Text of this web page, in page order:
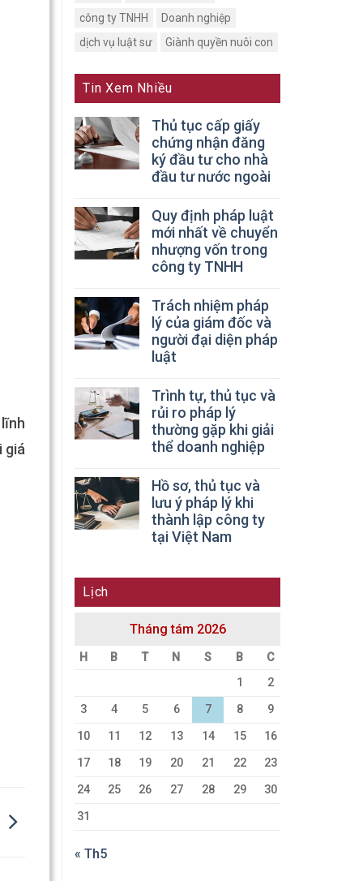
giá
công ty TNHH
Doanh nghiệp
dịch vụ luật sư
Giành quyền nuôi con
Tin Xem Nhiều
Thủ tục cấp giấy
chứng nhận đăng
ký đầu tư cho nhà
đầu tư nước ngoài
Quy định pháp luật
mới nhất về chuyển
nhượng vốn trong
công ty TNHH
Trách nhiệm pháp
lý của giám đốc và
người đại diện pháp
luật
Trình tự, thủ tục và
rủi ro pháp lý
thường gặp khi giải
thể doanh nghiệp
Hồ sơ, thủ tục và
lưu ý pháp lý khi
thành lập công ty
tại Việt Nam
Lịch
Tháng tám 2026
H B T N S B
C
1
2
3
4 5 6 7 8
9
10
11 12 13 14 15
16
17
18 19 20 21 22
23
24
25 26 27 28 29
30
31
« Th5